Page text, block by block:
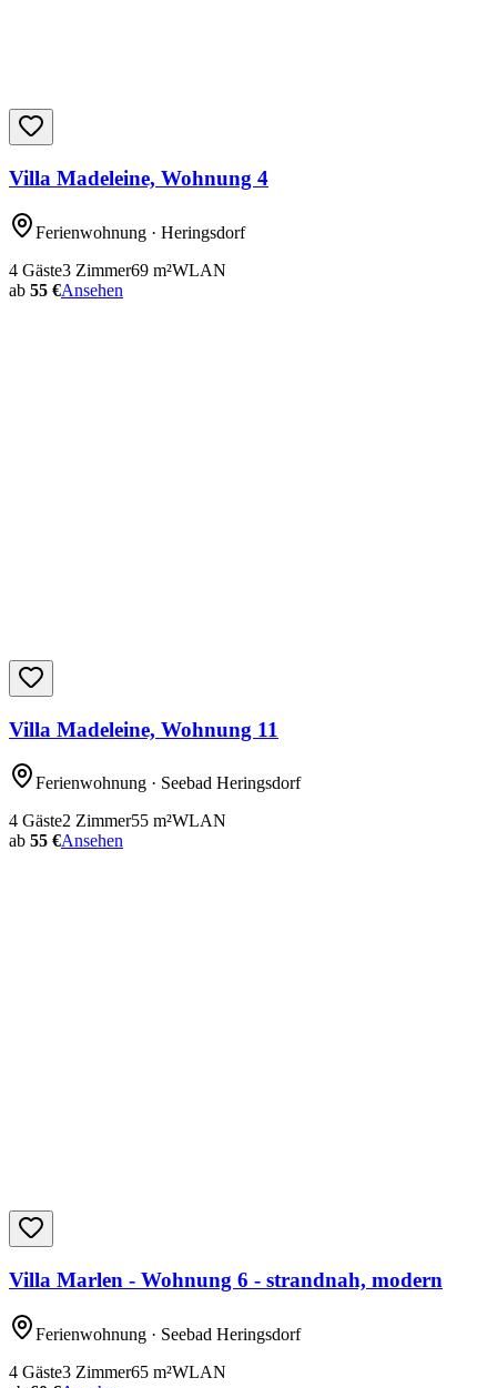
Villa Madeleine, Wohnung 4
Ferienwohnung · Heringsdorf
4 Gäste3 Zimmer69 m²WLAN
ab 55 €Ansehen
Villa Madeleine, Wohnung 11
Ferienwohnung · Seebad Heringsdorf
4 Gäste2 Zimmer55 m²WLAN
ab 55 €Ansehen
Villa Marlen - Wohnung 6 - strandnah, modern
Ferienwohnung · Seebad Heringsdorf
4 Gäste3 Zimmer65 m²WLAN